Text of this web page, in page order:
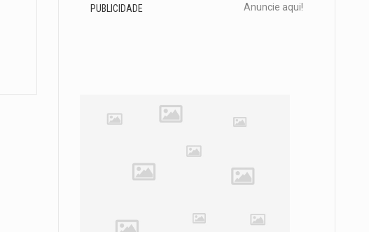
PUBLICIDADE Anuncie aqui!